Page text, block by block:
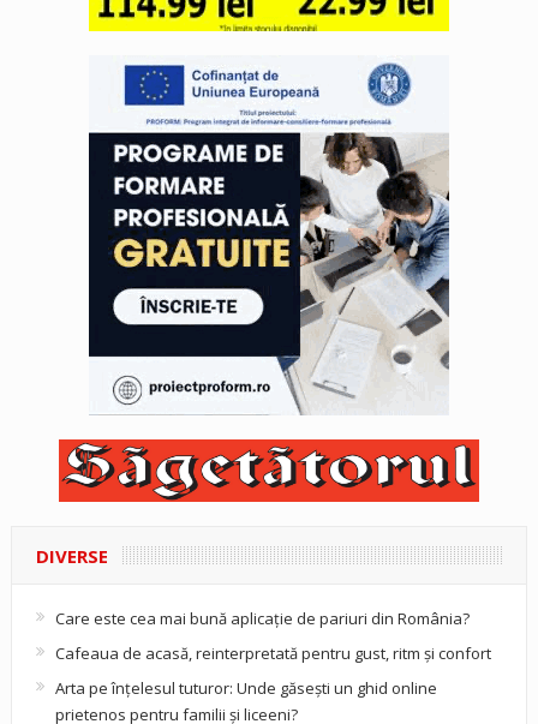
DIVERSE
Care este cea mai bună aplicație de pariuri din România?
Cafeaua de acasă, reinterpretată pentru gust, ritm și confort
Arta pe înțelesul tuturor: Unde găsești un ghid online
prietenos pentru familii și liceeni?